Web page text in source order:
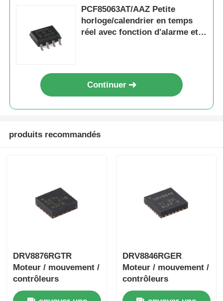
PCF85063AT/AAZ Petite
horloge/calendrier en temps
réel avec fonction d'alarme et
Continuer
produits recommandés
DRV8876RGTR
Moteur / mouvement /
contrôleurs
d'allumage et pilotes
DRV8846RGER
Moteur / mouvement /
contrôleurs
d'allumage et pilotes